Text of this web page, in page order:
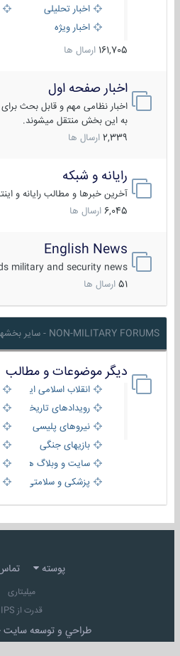
اخبار تحلیلی
اخبار ویژه
161,705 ارسال ها
اخبار صفحه اول
اخبار نظامی مهم و قابل بحث برای
به این بخش منتقل میشوند.
2,339 ارسال ها
رایانه و شبکه
آخرین خبرها و مطالب رایانه و
6,045 ارسال ها
English News
military and security news
51 ارسال ها
NON-MILITARY FORUMS - سایر بخشها
دیگر موضوعات و مطالب
انقلاب اسلامی ایران
رویدادهای تاریخی و
نیروهای پلیسی
بازیهای جنگی
سایت و وبلاگ ها
پزشکی و سلامتی
پوسته تماس
میلیتاری
قدرت از IPS
طراحي و توسعه سايت -